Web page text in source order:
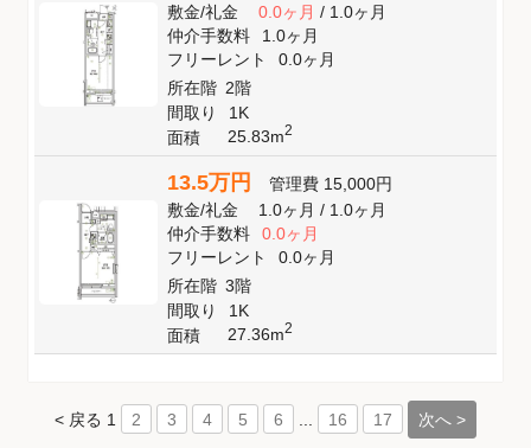
敷金/礼金 0.0ヶ月/ 1.0ヶ月
仲介手数料
1.0ヶ月
フリーレント
0.0ヶ月
所在階 2階
間取り
1K
面積
25.83m2
13.5万円 管理費 15,000円
敷金/礼金 1.0ヶ月/ 1.0ヶ月
仲介手数料
0.0ヶ月
フリーレント
0.0ヶ月
所在階 3階
間取り
1K
面積
27.36m2
< 戻る 1 2 3 4 5 6 16 17 次へ >